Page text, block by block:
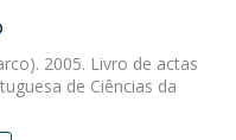
2005. Livro de actas
de Ciências da